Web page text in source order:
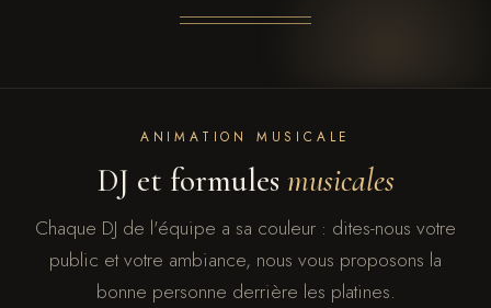
ANIMATION MUSICALE
DJ et formules musicales
Chaque DJ de l'équipe a sa couleur : dites-nous votre
public et votre ambiance, nous vous proposons la
bonne personne derrière les platines.